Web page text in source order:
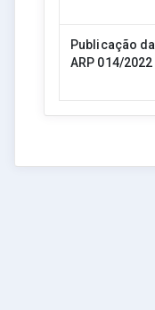
Publicação da
ARP 014/2022